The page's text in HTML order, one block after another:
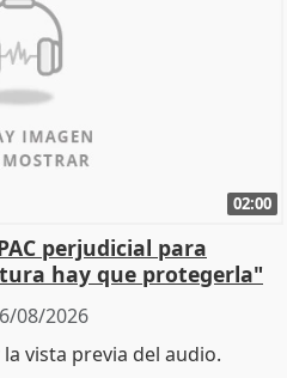
02:00
perjudicial para
hay que protegerla"
08/2026